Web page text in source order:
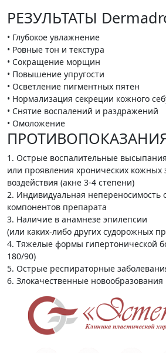
РЕЗУЛЬТАТЫ
• Глубокое увлажнение
• Ровные тон и текстура
• Сокращение морщин
• Повышение упругости
• Осветление пигментных пятен
• Нормализация секреции кожного
• Снятие воспалений и раздражений
• Омоложение
1. Острые воспалительные
или проявления хронических кожных
воздействия (акне 3-4 степени)
2. Индивидуальная непереносимость
компонентов препарата
3. Наличие в анамнезе эпилепсии
(или каких-либо других судорожных
4. Тяжелые формы гипертонической
180/90)
5. Острые респираторные
6. Злокачественные новообразования